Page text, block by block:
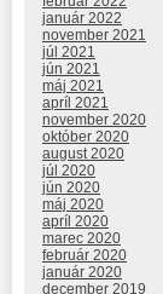
január 2022
november 2021
júl 2021
jún 2021
máj 2021
apríl 2021
november 2020
október 2020
august 2020
júl 2020
jún 2020
máj 2020
apríl 2020
marec 2020
február 2020
január 2020
december 2019